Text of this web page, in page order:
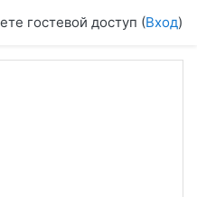
гостевой доступ (Вход)